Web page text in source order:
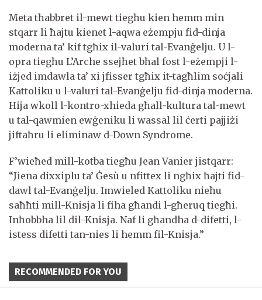
Meta tħabbret il-mewt tiegħu kien hemm min
stqarr li ħajtu kienet l-aqwa eżempju fid-dinja
moderna ta’ kif tgħix il-valuri tal-Evanġelju. U l-
opra tiegħu L’Arche ssejħet bħal fost l-eżempji l-
iżjed imdawla ta’ xi jfisser tgħix it-tagħlim soċjali
Kattoliku u l-valuri tal-Evanġelju fid-dinja moderna.
Hija wkoll l-kontro-xhieda għall-kultura tal-mewt
u tal-qawmien ewġeniku li wassal lil ċerti pajjiżi
jiftaħru li eliminaw d-Down Syndrome.
F’wieħed mill-kotba tiegħu Jean Vanier jistqarr:
“Jiena dixxiplu ta’ Ġesù u nfittex li ngħix ħajti fid-
dawl tal-Evanġelju. Imwieled Kattoliku nieħu
saħħti mill-Knisja li fiha għandi l-għeruq tiegħi.
Inħobbha lil dil-Knisja. Naf li għandha d-difetti, l-
istess difetti tan-nies li hemm fil-Knisja.”
RECOMMENDED FOR YOU